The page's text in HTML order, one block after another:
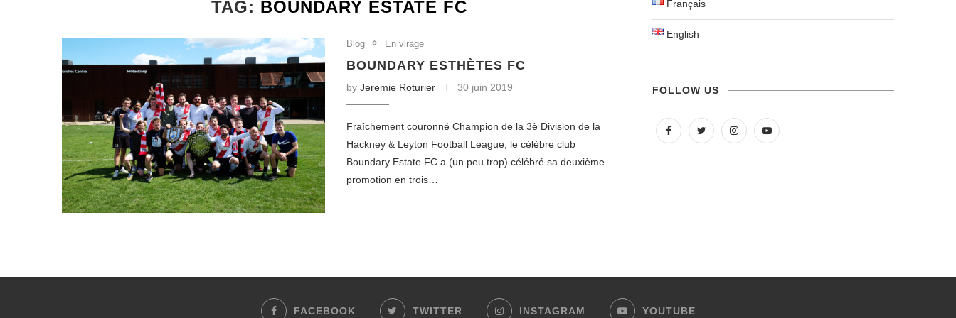
TAG: BOUNDARY ESTATE FC
Blog En virage
BOUNDARY ESTHÈTES FC
by Jeremie Roturier 30 juin 2019
Fraîchement couronné Champion de la 3è Division de la
Hackney & Leyton Football League, le célèbre club
Boundary Estate FC a (un peu trop) célébré sa deuxième
promotion en trois…
Français
English
FOLLOW US
FACEBOOK TWITTER INSTAGRAM YOUTUBE